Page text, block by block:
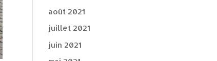
août 2021
juillet 2021
juin 2021